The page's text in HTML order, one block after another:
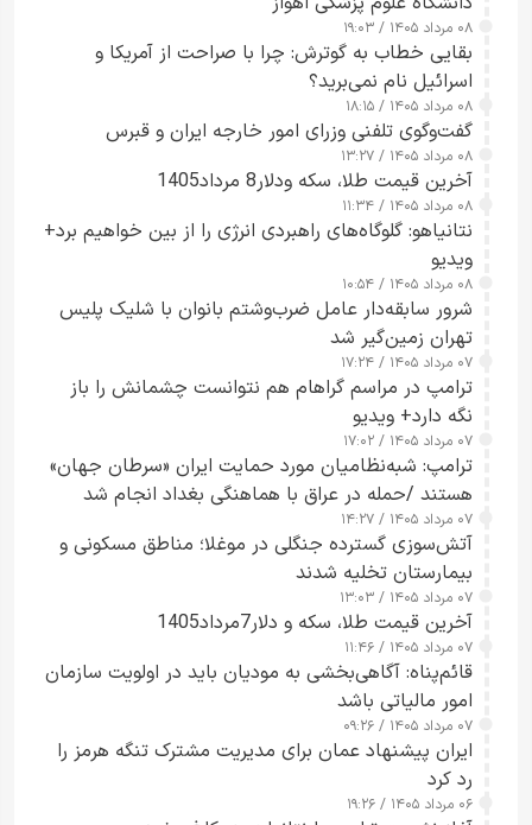
۰۸ مرداد ۱۴۰۵ / ۱۹:۰۳
بقایی خطاب به گوترش: چرا با صراحت از آمریکا و
اسرائیل نام نمی‌برید؟
۰۸ مرداد ۱۴۰۵ / ۱۸:۱۵
گفت‌وگوی تلفنی وزرای امور خارجه ایران و قبرس
۰۸ مرداد ۱۴۰۵ / ۱۳:۲۷
آخرین قیمت طلا، سکه ودلار8 مرداد1405
۰۸ مرداد ۱۴۰۵ / ۱۱:۳۴
نتانیاهو: گلوگاه‌های راهبردی انرژی را از بین خواهیم برد+
ویدیو
۰۸ مرداد ۱۴۰۵ / ۱۰:۵۴
شرور سابقه‌دار عامل ضرب‌وشتم بانوان با شلیک پلیس
تهران زمین‌گیر شد
۰۷ مرداد ۱۴۰۵ / ۱۷:۲۴
ترامپ در مراسم گراهام هم نتوانست چشمانش را باز
نگه دارد+ ویدیو
۰۷ مرداد ۱۴۰۵ / ۱۷:۰۲
ترامپ: شبه‌نظامیان مورد حمایت ایران «سرطان جهان»
هستند /حمله در عراق با هماهنگی بغداد انجام شد
۰۷ مرداد ۱۴۰۵ / ۱۴:۲۷
آتش‌سوزی گسترده جنگلی در موغلا؛ مناطق مسکونی و
بیمارستان تخلیه شدند
۰۷ مرداد ۱۴۰۵ / ۱۳:۰۳
آخرین قیمت طلا، سکه و دلار7مرداد1405
۰۷ مرداد ۱۴۰۵ / ۱۱:۴۶
قائم‌پناه: آگاهی‌بخشی به مودیان باید در اولویت سازمان
امور مالیاتی باشد
۰۷ مرداد ۱۴۰۵ / ۰۹:۲۶
ایران پیشنهاد عمان برای مدیریت مشترک تنگه هرمز را
رد کرد
۰۶ مرداد ۱۴۰۵ / ۱۹:۲۶